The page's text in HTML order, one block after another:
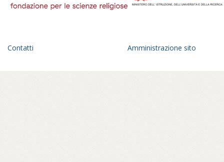
Contatti Amministrazione sito